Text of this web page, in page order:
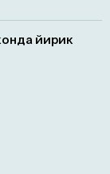
йирик